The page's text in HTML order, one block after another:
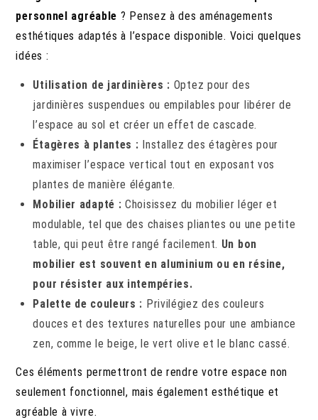
personnel agréable ? Pensez à des aménagements
esthétiques adaptés à l’espace disponible. Voici quelques
idées :
Utilisation de jardinières : Optez pour des
jardinières suspendues ou empilables pour libérer de
l’espace au sol et créer un effet de cascade.
Étagères à plantes : Installez des étagères pour
maximiser l’espace vertical tout en exposant vos
plantes de manière élégante.
Mobilier adapté : Choisissez du mobilier léger et
modulable, tel que des chaises pliantes ou une petite
table, qui peut être rangé facilement. Un bon
mobilier est souvent en aluminium ou en résine,
pour résister aux intempéries.
Palette de couleurs : Privilégiez des couleurs
douces et des textures naturelles pour une ambiance
zen, comme le beige, le vert olive et le blanc cassé.
Ces éléments permettront de rendre votre espace non
seulement fonctionnel, mais également esthétique et
agréable à vivre.